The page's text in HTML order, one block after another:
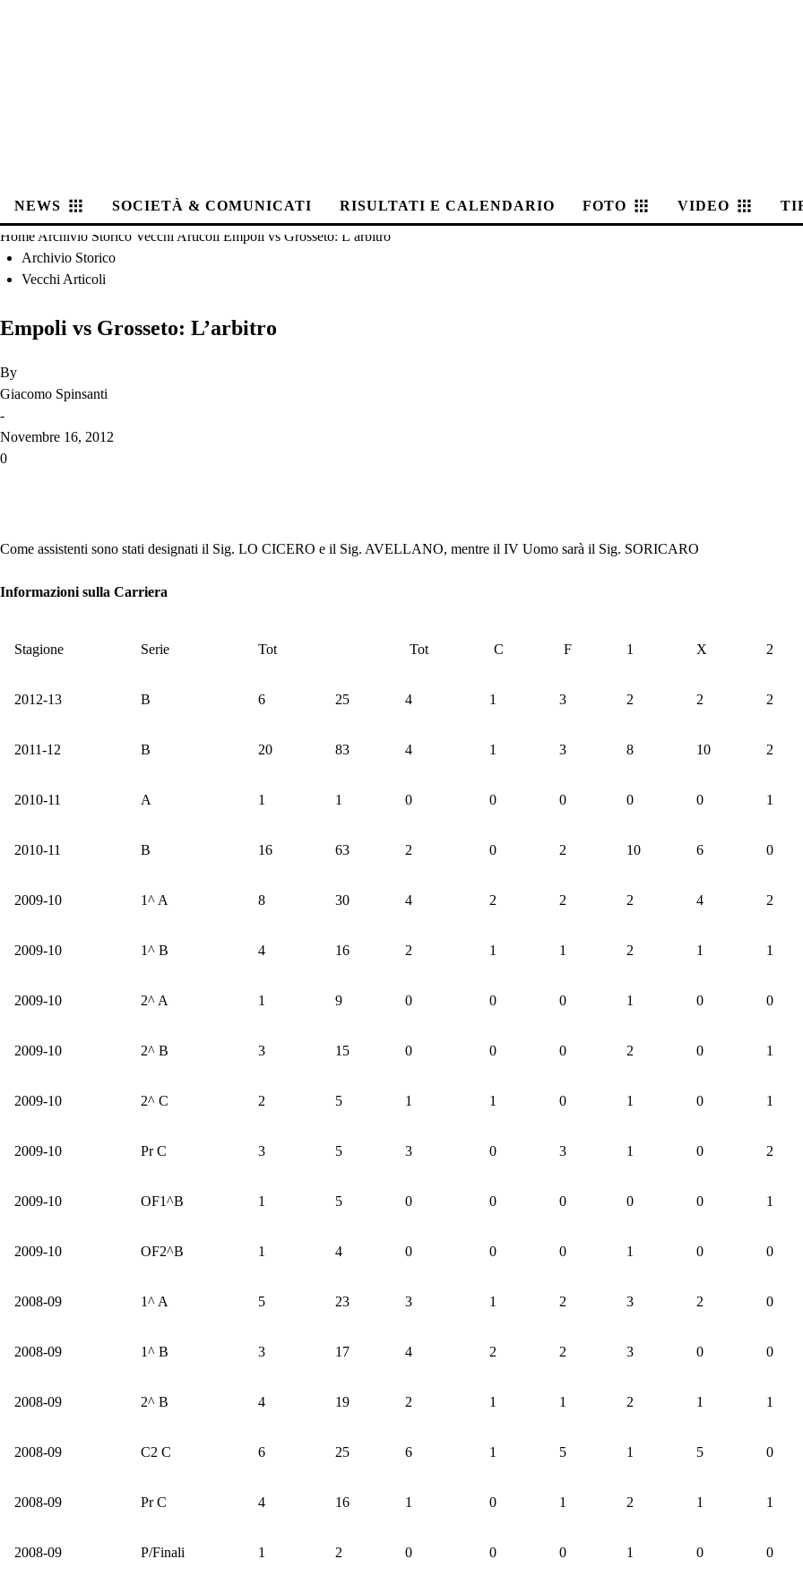
NEWS SOCIETÀ & COMUNICATI RISULTATI E CALENDARIO FOTO VIDEO
Home Archivio Storico Vecchi Articoli Empoli vs Grosseto: L’arbitro
Archivio Storico
Vecchi Articoli
Empoli vs Grosseto: L’arbitro
By
Giacomo Spinsanti
-
Novembre 16, 2012
0
Come assistenti sono stati designati il Sig. LO CICERO e il Sig. AVELLANO, mentre il IV Uomo sarà il Sig. SORICARO
Informazioni sulla Carriera
Stagione Serie Tot Tot C F 1 X 2
2012-13 B 6 25 4 1 3 2 2 2
2011-12 B 20 83 4 1 3 8 10 2
2010-11 A 1 1 0 0 0 0 0 1
2010-11 B 16 63 2 0 2 10 6 0
2009-10 1^ A 8 30 4 2 2 2 4 2
2009-10 1^ B 4 16 2 1 1 2 1 1
2009-10 2^ A 1 9 0 0 0 1 0 0
2009-10 2^ B 3 15 0 0 0 2 0 1
2009-10 2^ C 2 5 1 1 0 1 0 1
2009-10 Pr C 3 5 3 0 3 1 0 2
2009-10 OF1^B 1 5 0 0 0 0 0 1
2009-10 OF2^B 1 4 0 0 0 1 0 0
2008-09 1^ A 5 23 3 1 2 3 2 0
2008-09 1^ B 3 17 4 2 2 3 0 0
2008-09 2^ B 4 19 2 1 1 2 1 1
2008-09 C2 C 6 25 6 1 5 1 5 0
2008-09 Pr C 4 16 1 0 1 2 1 1
2008-09 P/Finali 1 2 0 0 0 1 0 0